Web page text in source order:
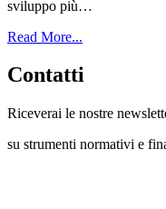
sviluppo più…
Read More...
Contatti
Riceverai le nostre
su strumenti normativi e